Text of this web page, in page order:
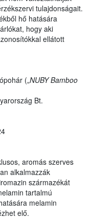
tulajdonságait.
hő hatására
hogy aki
ellátott
(„NUBY Bamboo
Bt.
aromás szerves
alkalmazzák
származékát
tartalmú
melamin
elő.